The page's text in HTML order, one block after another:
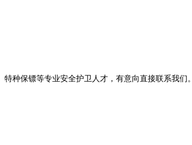
种保镖等专业安全护卫人才，有意向直接联系我们。